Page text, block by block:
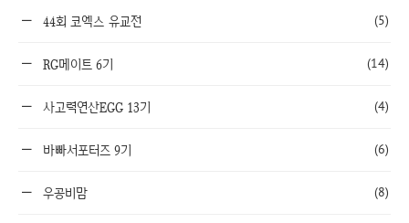
44회 코엑스 유교전 (5)
RG메이트 6기 (14)
사고력연산EGG 13기 (4)
바빠서포터즈 9기 (6)
우공비맘 (8)